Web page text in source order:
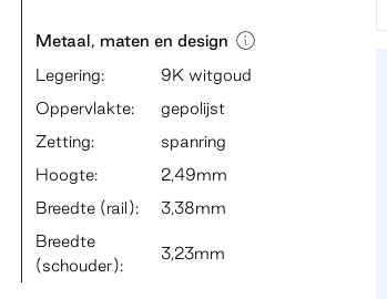
Metaal, maten en design
Legering:
9K witgoud
Oppervlakte:
gepolijst
Zetting:
spanring
Hoogte:
2,49mm
Breedte (rail):
3,38mm
Breedte
(schouder):
3,23mm